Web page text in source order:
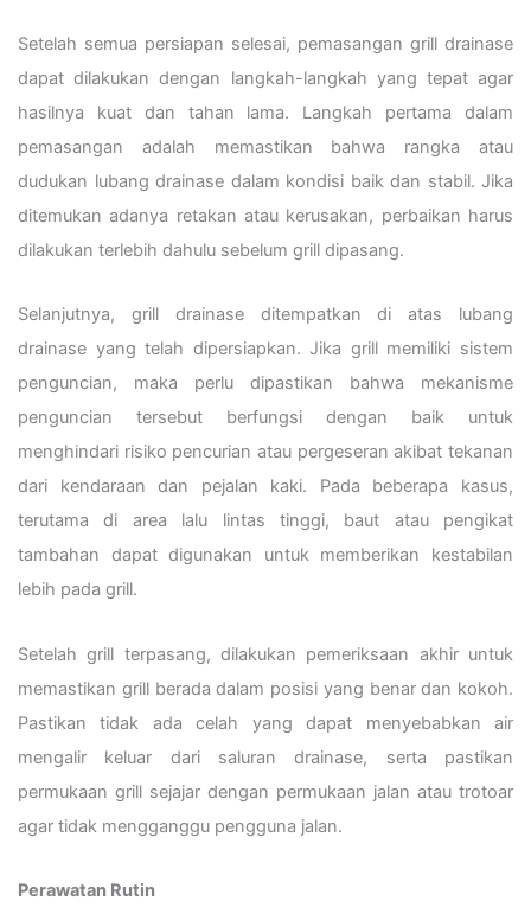
Setelah semua persiapan selesai, pemasangan grill drainase
dapat dilakukan dengan langkah-langkah yang tepat agar
hasilnya kuat dan tahan lama. Langkah pertama dalam
pemasangan adalah memastikan bahwa rangka atau
dudukan lubang drainase dalam kondisi baik dan stabil. Jika
ditemukan adanya retakan atau kerusakan, perbaikan harus
dilakukan terlebih dahulu sebelum grill dipasang.
Selanjutnya, grill drainase ditempatkan di atas lubang
drainase yang telah dipersiapkan. Jika grill memiliki sistem
penguncian, maka perlu dipastikan bahwa mekanisme
penguncian tersebut berfungsi dengan baik untuk
menghindari risiko pencurian atau pergeseran akibat tekanan
dari kendaraan dan pejalan kaki. Pada beberapa kasus,
terutama di area lalu lintas tinggi, baut atau pengikat
tambahan dapat digunakan untuk memberikan kestabilan
lebih pada grill.
Setelah grill terpasang, dilakukan pemeriksaan akhir untuk
memastikan grill berada dalam posisi yang benar dan kokoh.
Pastikan tidak ada celah yang dapat menyebabkan air
mengalir keluar dari saluran drainase, serta pastikan
permukaan grill sejajar dengan permukaan jalan atau trotoar
agar tidak mengganggu pengguna jalan.
Perawatan Rutin